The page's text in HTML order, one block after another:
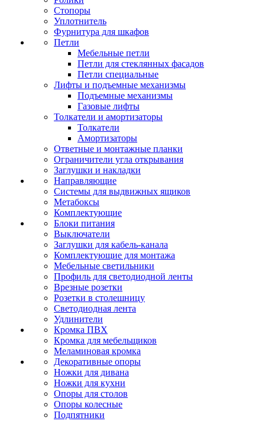
Стопоры
Уплотнитель
Фурнитура для шкафов
Петли
Мебельные петли
Петли для стеклянных фасадов
Петли специальные
Лифты и подъемные механизмы
Подъемные механизмы
Газовые лифты
Толкатели и амортизаторы
Толкатели
Амортизаторы
Ответные и монтажные планки
Ограничители угла открывания
Заглушки и накладки
Направляющие
Системы для выдвижных ящиков
Метабоксы
Комплектующие
Блоки питания
Выключатели
Заглушки для кабель-канала
Комплектующие для монтажа
Мебельные светильники
Профиль для светодиодной ленты
Врезные розетки
Розетки в столешницу
Светодиодная лента
Удлинители
Кромка ПВХ
Кромка для мебельщиков
Меламиновая кромка
Декоративные опоры
Ножки для дивана
Ножки для кухни
Опоры для столов
Опоры колесные
Подпятники